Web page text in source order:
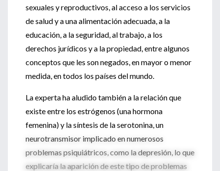
sexuales y reproductivos, al acceso a los servicios
de salud y a una alimentación adecuada, a la
educación, a la seguridad, al trabajo, a los
derechos jurídicos y a la propiedad, entre algunos
conceptos que les son negados, en mayor o menor
medida, en todos los países del mundo.
La experta ha aludido también a la relación que
existe entre los estrógenos (una hormona
femenina) y la síntesis de la serotonina, un
neurotransmisor implicado en numerosos
problemas psiquiátricos, como la depresión, lo que
explicaría la aparición de este tipo de problemas